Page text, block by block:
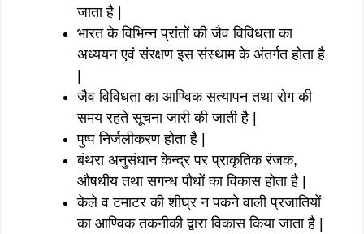
जाता है |
भारत के विभिन्न प्रांतों की जैव विविधता का
अध्ययन एवं संरक्षण इस संस्थाम के अंतर्गत होता है
|
जैव विविधता का आण्विक सत्यापन तथा रोग की
समय रहते सूचना जारी की जाती है |
पुष्प निर्जलीकरण होता है |
बंथरा अनुसंधान केन्द्र पर प्राकृतिक रंजक,
औषधीय तथा सगन्ध पौधों का विकास होता है |
केले व टमाटर की शीघ्र न पकने वाली प्रजातियों
का आण्विक तकनीकी द्वारा विकास किया जाता है |